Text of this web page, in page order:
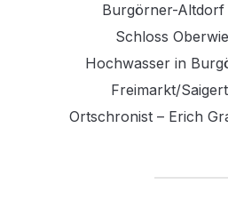
Burgörner-Altdorf
Schloss
Hochwasser in
Freimarkt/
Ortschronist – Erich